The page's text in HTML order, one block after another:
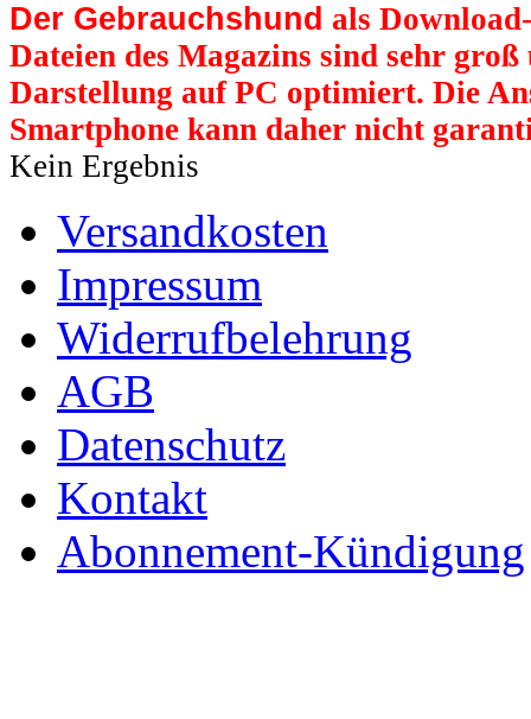
Der Gebrauchshund als
Dateien des Magazins sind sehr
Darstellung auf PC optimiert. Die
Smartphone kann daher nicht
Kein Ergebnis
Versandkosten
Impressum
Widerrufbelehrung
AGB
Datenschutz
Kontakt
Abonnement-Kündigung